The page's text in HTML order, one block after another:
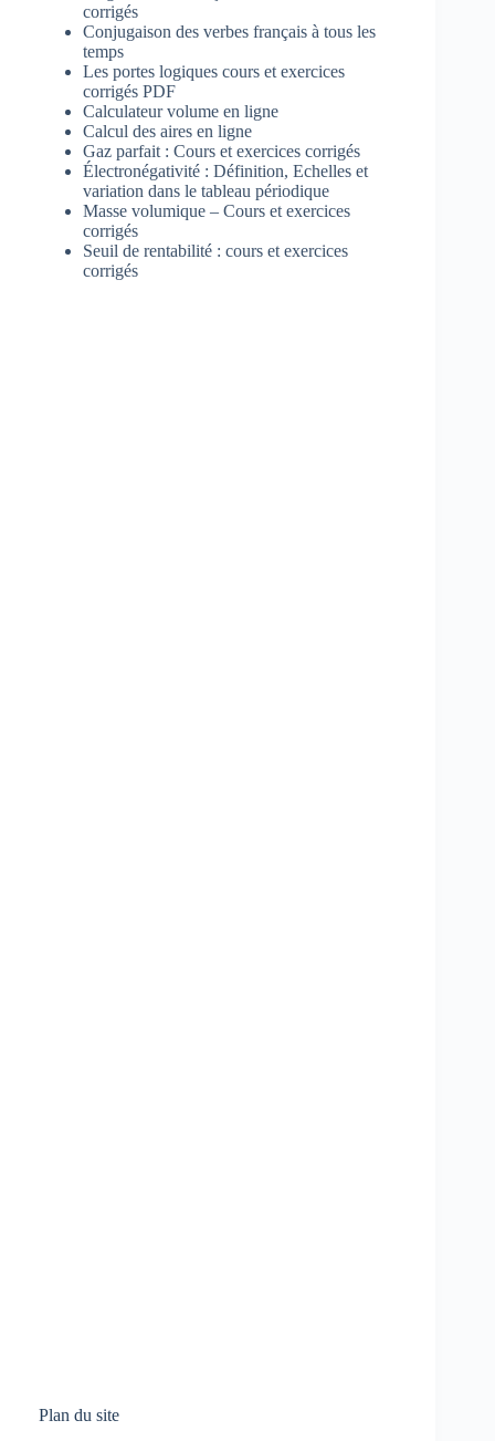
corrigés
Conjugaison des verbes français à tous les
temps
Les portes logiques cours et exercices
corrigés PDF
Calculateur volume en ligne
Calcul des aires en ligne
Gaz parfait : Cours et exercices corrigés
Électronégativité : Définition, Echelles et
variation dans le tableau périodique
Masse volumique – Cours et exercices
corrigés
Seuil de rentabilité : cours et exercices
corrigés
Plan du site